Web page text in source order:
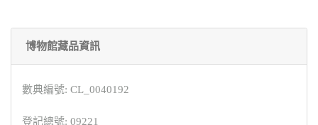
博物館藏品資訊
數典編號: CL_0040192
登記總號: 09221